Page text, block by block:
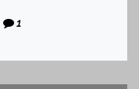
1